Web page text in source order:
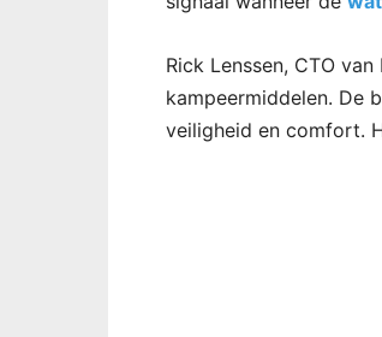
Rick Lenssen, CTO
kampeermiddelen. De
veiligheid en comfort.